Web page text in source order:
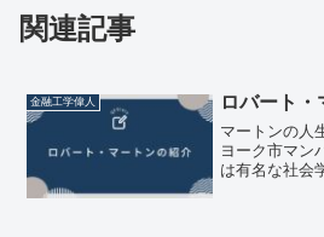
関連記事
金融工学偉人 ロバート
マートンの人
ヨーク市マン
は有名な社会